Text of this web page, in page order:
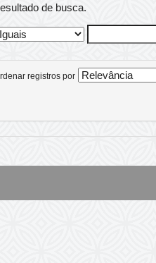
de busca.
registros por